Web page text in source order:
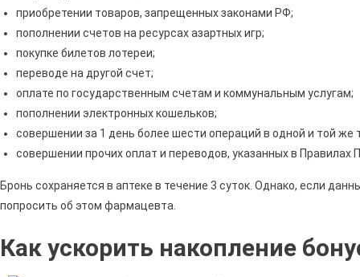
приобретении товаров, запрещенных законами РФ;
пополнении счетов на ресурсах азартных игр;
покупке билетов лотереи;
переводе на другой счет;
оплате по государственным счетам и коммунальным услугам;
пополнении электронных кошельков;
совершении за 1 день более шести операций в одной и той же
совершении прочих оплат и переводов, указанных в Правилах
Бронь сохраняется в аптеке в течение 3 суток. Однако, если
попросить об этом фармацевта.
Как ускорить накопление